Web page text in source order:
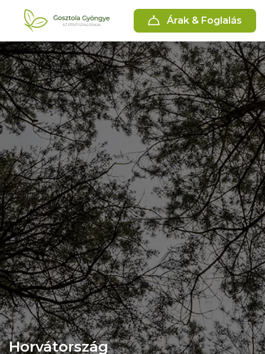
Árak & Foglalás
Horvátország